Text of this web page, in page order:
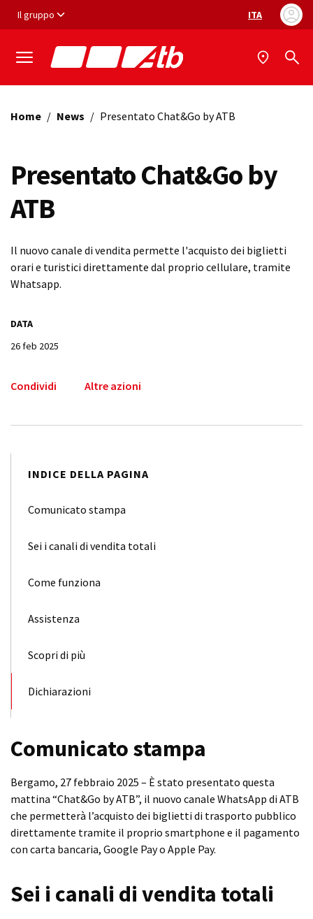
Vai ai contenuti
Vai al footer
Il gruppo Selezione
ITA
Home / News / Presentato Chat&Go by ATB
Presentato Chat&Go by
ATB
Il nuovo canale di vendita permette l'acquisto dei biglietti
orari e turistici direttamente dal proprio cellulare, tramite
Whatsapp.
DATA
26 feb 2025
Condividi Altre azioni
INDICE DELLA PAGINA
Comunicato stampa
Sei i canali di vendita totali
Come funziona
Assistenza
Scopri di più
Dichiarazioni
Comunicato stampa
Bergamo, 27 febbraio 2025 – È stato presentato questa
mattina “Chat&Go by ATB”, il nuovo canale WhatsApp di ATB
che permetterà l’acquisto dei biglietti di trasporto pubblico
direttamente tramite il proprio smartphone e il pagamento
con carta bancaria, Google Pay o Apple Pay.
Sei i canali di vendita totali